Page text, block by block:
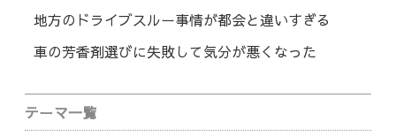
地方のドライブスルー事情が都会と違いすぎる
車の芳香剤選びに失敗して気分が悪くなった
テーマ一覧